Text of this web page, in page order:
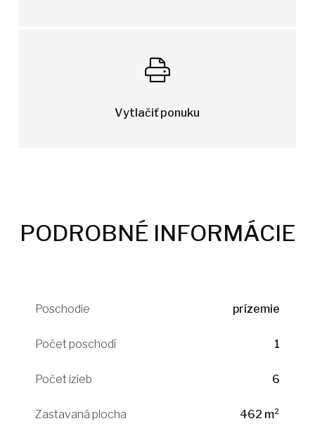
Vytlačiť ponuku
PODROBNÉ INFORMÁCIE
Poschodie prízemie
Počet poschodí 1
Počet izieb 6
Zastavaná plocha 462 m²